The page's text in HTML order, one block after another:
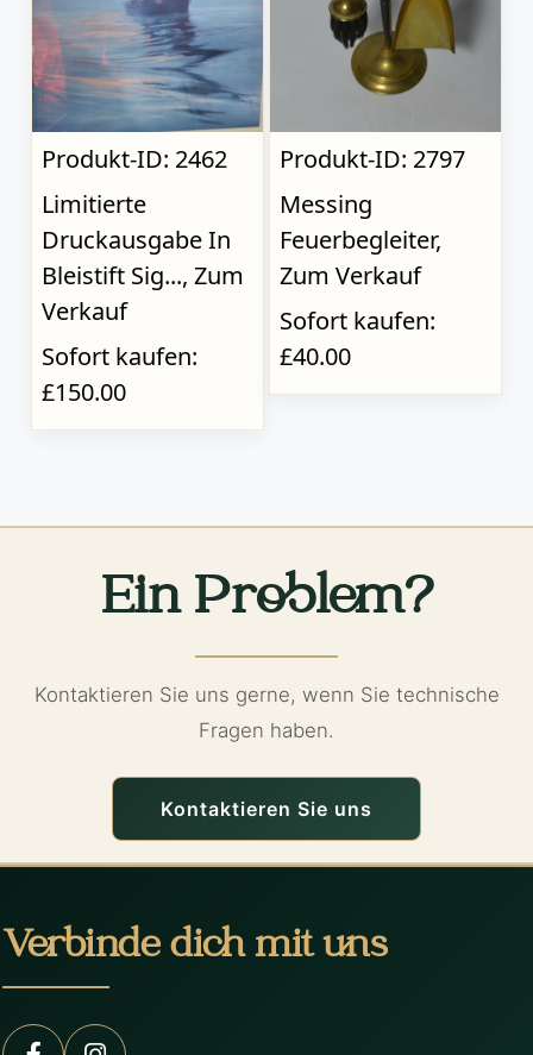
Produkt-ID: 2462
Limitierte
Druckausgabe In
Bleistift Sig..., Zum
Verkauf
Sofort kaufen:
£150.00
Produkt-ID: 2797
Messing
Feuerbegleiter,
Zum Verkauf
Sofort kaufen:
£40.00
Ein Problem?
Kontaktieren Sie uns gerne, wenn Sie technische
Fragen haben.
Kontaktieren Sie uns
Verbinde dich mit uns